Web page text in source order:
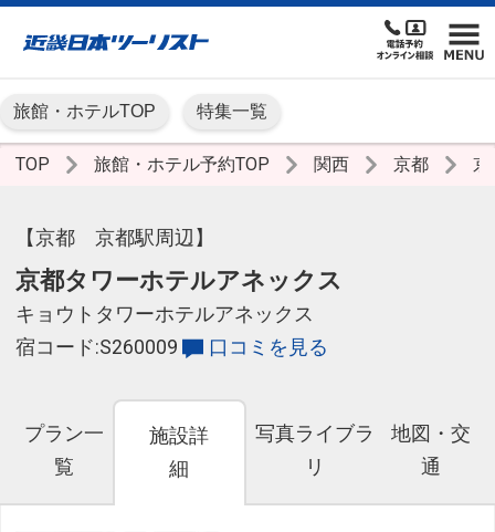
旅館・ホテルTOP 特集一覧
TOP 旅館・ホテル予約TOP 関西 京都 京
【京都 京都駅周辺】
京都タワーホテルアネックス
キョウトタワーホテルアネックス
宿コード:S260009
口コミを見る
プラン一
覧
施設詳
細
写真ライブラ
リ
地図・交
通